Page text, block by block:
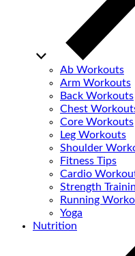
Ab Workouts
Arm Workouts
Back Workouts
Chest
Core Workouts
Leg Workouts
Shoulder
Fitness Tips
Cardio
Strength
Running
Yoga
Nutrition